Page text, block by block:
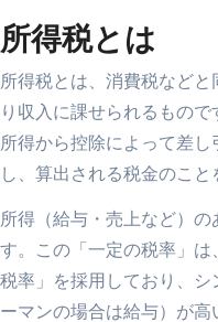
所得税とは
所得税とは、消費税など
り収入に課せられるもの
所得から控除によって差
し、算出される税金のこと
所得（給与・売上など）
す。この「一定の税率」
税率」を採用しており、シ
ーマンの場合は給与）が